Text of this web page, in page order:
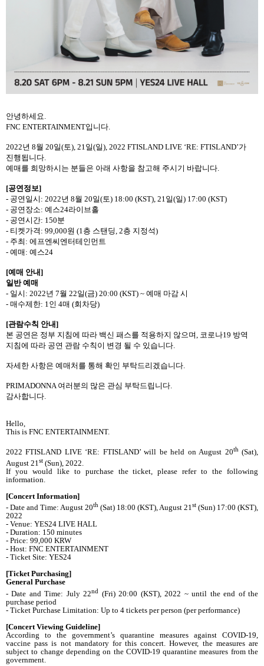
안녕하세요.
FNC ENTERTAINMENT입니다.
2022년 8월 20일(토), 21일(일), 2022 FTISLAND LIVE ‘RE: FTISLAND’가
진행됩니다.
예매를 희망하시는 분들은 아래 사항을 참고해 주시기 바랍니다.
[공연정보]
- 공연일시 : 2022년 8월 20일(토) 18:00 (KST), 21일(일) 17:00 (KST)
- 공연장소: 예스24라이브홀
- 공연시간: 150분
- 티켓가격 : 99,000원 (1층 스탠딩, 2층 지정석)
- 주최 : 에프엔씨엔터테인먼트
- 예매 : 예스24
[예매 안내]
일반 예매
- 일시 : 2022년 7월 22일(금) 20:00 (KST) ~ 예매 마감 시
- 매수제한: 1인 4매 (회차당)
[관람수칙 안내]
본 공연은 정부 지침에 따라 백신 패스를 적용하지 않으며, 코로나19 방역
지침에 따라 공연 관람 수칙이 변경 될 수 있습니다.
자세한 사항은 예매처를 통해 확인 부탁드리겠습니다.
PRIMADONNA여러분의 많은 관심 부탁드립니다.
감사합니다.
Hello,
This is FNC ENTERTAINMENT.
2022 FTISLAND LIVE ‘RE: FTISLAND’ will be held on August 20th (Sat),
August 21 st (Sun), 2022.
If you would like to purchase the ticket, please refer to the following
information.
[Concert Information]
- Date and Time: August 20th (Sat) 18:00 (KST), August 21st (Sun) 17:00 (KST),
2022
- Venue: YES24 LIVE HALL
- Duration: 150 minutes
- Price: 99,000 KRW
- Host: FNC ENTERTAINMENT
- Ticket Site: YES24
[Ticket Purchasing]
General Purchase
- Date and Time: July 22nd (Fri) 20:00 (KST), 2022 ~ until the end of the
purchase period
- Ticket Purchase Limitation: Up to 4 tickets per person (per performance)
[Concert Viewing Guideline]
According to the government’s quarantine measures against COVID-19,
vaccine pass is not mandatory for this concert. However, the measures are
subject to change depending on the COVID-19 quarantine measures from the
government.